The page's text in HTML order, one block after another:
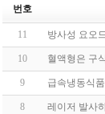
번호
11 방사성 요오
10 혈액형은 구
9 급속냉동식
8 레이저 발사